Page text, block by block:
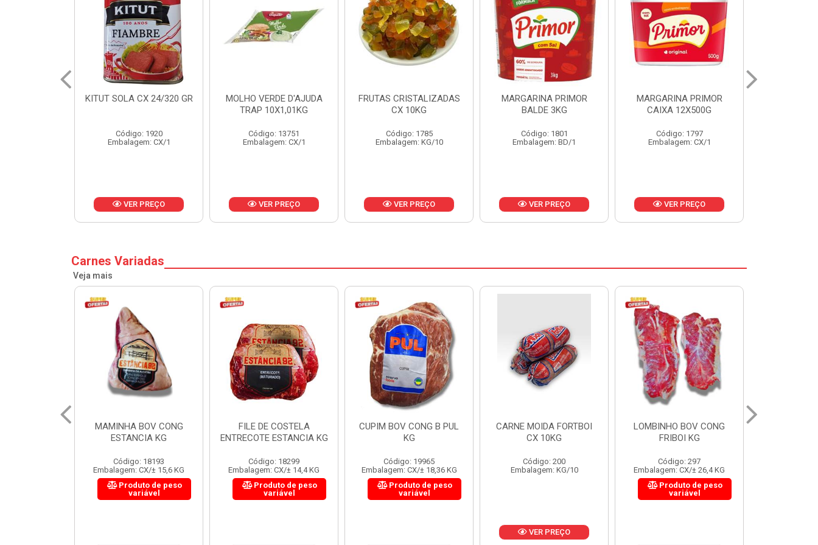
MOLHO VERDE D'AJUDA
Código: 13751
Embalagem: CX/1
VER PREÇO
FRUTAS CRISTALIZADAS
CX 10KG
Código: 1785
Embalagem: KG/10
VER PREÇO
MARGARINA PRIMOR
BALDE 3KG
Código: 1801
Embalagem: BD/1
VER PREÇO
MARGARINA PRIMOR
CAIXA 12X500G
Código: 1797
Embalagem: CX/1
VER PREÇO
MARGARINA PRIMOR CX
24X250G
Código: 1921
Embalagem: CX/1
VER PREÇO
Carnes Variadas
Veja mais
FILE DE COSTELA
ENTRECOTE ESTANCIA KG
Código: 18299
Embalagem: CX/± 14,4 KG
Produto de peso
variável
CUPIM BOV CONG B PUL
KG
Código: 19965
Embalagem: CX/± 18,36 KG
Produto de peso
variável
CARNE MOIDA FORTBOI
CX 10KG
Código: 200
Embalagem: KG/10
LOMBINHO BOV CONG
FRIBOI KG
Código: 297
Embalagem: CX/± 26,4 KG
FIGADO BOV CONG FRIBOI
KG
Código: 222
Embalagem: CX/± 30,12 KG
Produto de peso
variável